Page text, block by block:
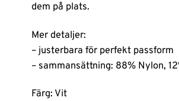
dem på plats.
Mer detaljer:
– justerbara för perfekt passform
– sammansättning: 88% Nylon,
Färg: Vit